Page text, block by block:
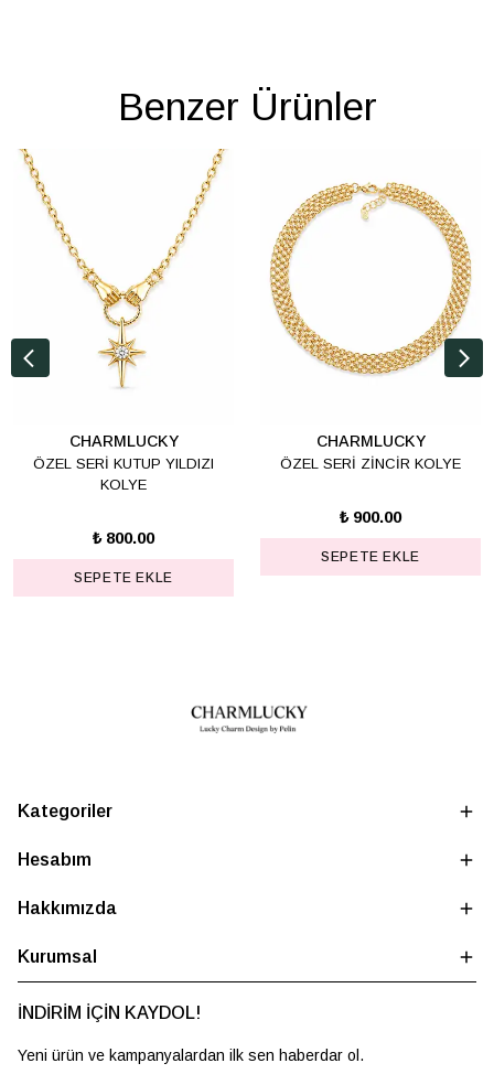
Benzer Ürünler
CHARMLUCKY
ÖZEL SERİ KUTUP YILDIZI
KOLYE
₺ 800.00
SEPETE EKLE
CHARMLUCKY
ÖZEL SERİ ZİNCİR KOLYE
₺ 900.00
SEPETE EKLE
Kategoriler
Hesabım
Hakkımızda
Kurumsal
İNDİRİM İÇİN KAYDOL!
Yeni ürün ve kampanyalardan ilk sen haberdar ol.